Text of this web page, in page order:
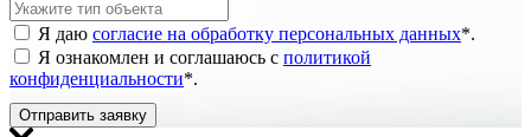
Я даю согласие на обработку персональных данных*.
Я ознакомлен и соглашаюсь с политикой
конфиденциальности*.
Отправить заявку